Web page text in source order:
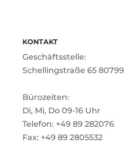
KONTAKT
Geschäftsstelle:
Schellingstraße 65
Bürozeiten:
Di, Mi, Do 09-16 Uhr
Telefon: +49 89 282076
Fax: +49 89 2805532